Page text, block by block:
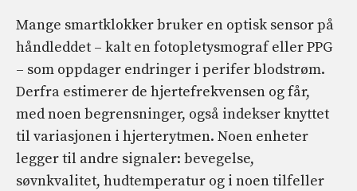
Mange smartklokker bruker en optisk sensor på
håndleddet – kalt en fotopletysmograf eller PPG
– som oppdager endringer i perifer blodstrøm.
Derfra estimerer de hjertefrekvensen og får,
med noen begrensninger, også indekser knyttet
til variasjonen i hjerterytmen. Noen enheter
legger til andre signaler: bevegelse,
søvnkvalitet, hudtemperatur og i noen tilfeller